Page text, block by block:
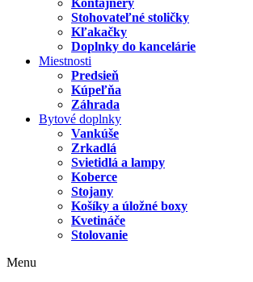
Kontajnery
Stohovateľné stoličky
Kľakačky
Doplnky do kancelárie
Miestnosti
Predsieň
Kúpeľňa
Záhrada
Bytové doplnky
Vankúše
Zrkadlá
Svietidlá a lampy
Koberce
Stojany
Košíky a úložné boxy
Kvetináče
Stolovanie
Menu